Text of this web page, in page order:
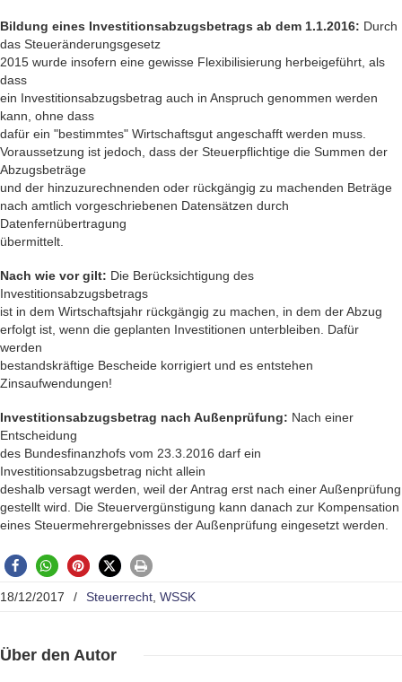
Bildung eines Investitionsabzugsbetrags ab dem 1.1.2016: Durch
das Steueränderungsgesetz
2015 wurde insofern eine gewisse Flexibilisierung herbeigeführt, als
dass
ein Investitionsabzugsbetrag auch in Anspruch genommen werden
kann, ohne dass
dafür ein "bestimmtes" Wirtschaftsgut angeschafft werden muss.
Voraussetzung ist jedoch, dass der Steuerpflichtige die Summen der
Abzugsbeträge
und der hinzuzurechnenden oder rückgängig zu machenden Beträge
nach amtlich vorgeschriebenen Datensätzen durch
Datenfernübertragung
übermittelt.
Nach wie vor gilt: Die Berücksichtigung des
Investitionsabzugsbetrags
ist in dem Wirtschaftsjahr rückgängig zu machen, in dem der Abzug
erfolgt ist, wenn die geplanten Investitionen unterbleiben. Dafür
werden
bestandskräftige Bescheide korrigiert und es entstehen
Zinsaufwendungen!
Investitionsabzugsbetrag nach Außenprüfung: Nach einer
Entscheidung
des Bundesfinanzhofs vom 23.3.2016 darf ein
Investitionsabzugsbetrag nicht allein
deshalb versagt werden, weil der Antrag erst nach einer Außenprüfung
gestellt wird. Die Steuervergüns­tigung kann danach zur Kompensation
eines Steuermehrergebnisses der Außenprüfung eingesetzt werden.
18/12/2017 / Steuerrecht WSSK
Über den Autor